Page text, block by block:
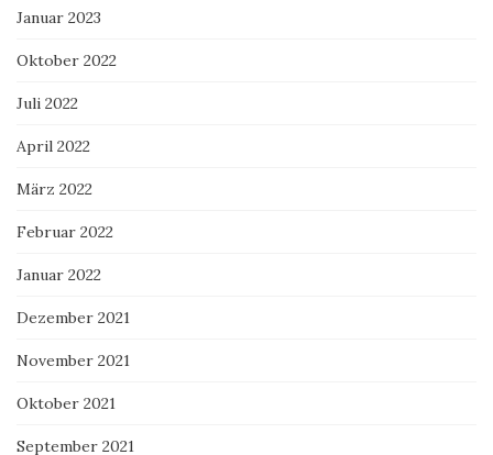
Januar 2023
Oktober 2022
Juli 2022
April 2022
März 2022
Februar 2022
Januar 2022
Dezember 2021
November 2021
Oktober 2021
September 2021